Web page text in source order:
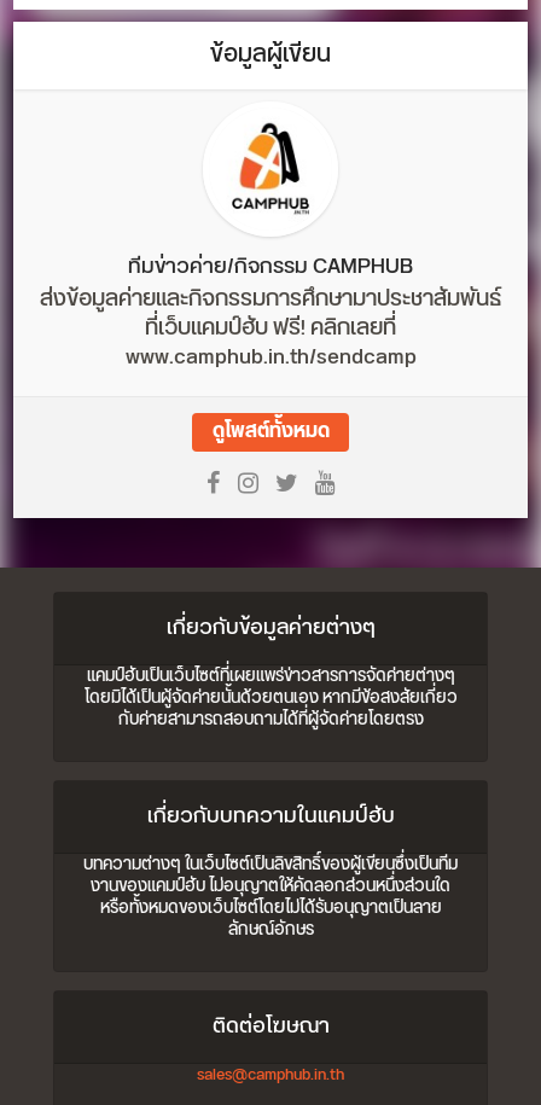
ข้อมูลผู้เขียน
ทีมข่าวค่าย/กิจกรรม CAMPHUB
ส่งข้อมูลค่ายและกิจกรรมการศึกษามาประชาสัมพันธ์
ที่เว็บแคมป์ฮับ ฟรี! คลิกเลยที่
www.camphub.in.th/sendcamp
ดูโพสต์ทั้งหมด
เกี่ยวกับข้อมูลค่ายต่างๆ
แคมป์ฮับเป็นเว็บไซต์ที่เผยแพร่ข่าวสารการจัดค่ายต่างๆ
โดยมิได้เป็นผู้จัดค่ายนั้นด้วยตนเอง หากมีข้อสงสัยเกี่ยว
กับค่ายสามารถสอบถามได้ที่ผู้จัดค่ายโดยตรง
เกี่ยวกับบทความในแคมป์ฮับ
บทความต่างๆ ในเว็บไซต์เป็นลิขสิทธิ์ของผู้เขียนซึ่งเป็นทีม
งานของแคมป์ฮับ ไม่อนุญาตให้คัดลอกส่วนหนึ่งส่วนใด
หรือทั้งหมดของเว็บไซต์โดยไม่ได้รับอนุญาตเป็นลาย
ลักษณ์อักษร
ติดต่อโฆษณา
sales@camphub.in.th